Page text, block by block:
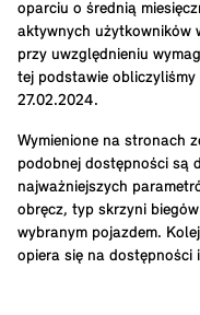
oparciu o średnią
aktywnych użytkowników
przy uwzględnieniu
tej podstawie obliczyliśmy
27.02.2024.
Wymienione na stronach
podobnej dostępności są
najważniejszych
obręcz, typ skrzyni
wybranym pojazdem.
opiera się na dostępności